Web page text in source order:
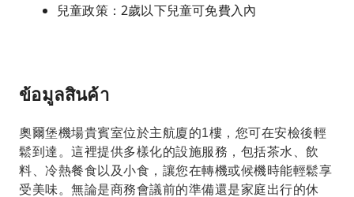
兒童政策：2歲以下兒童可免費入內
ข้อมูลสินค้า
奧爾堡機場貴賓室位於主航廈的1樓，您可在安檢後輕
鬆到達。這裡提供多樣化的設施服務，包括茶水、飲
料、冷熱餐食以及小食，讓您在轉機或候機時能輕鬆享
受美味。無論是商務會議前的準備還是家庭出行的休